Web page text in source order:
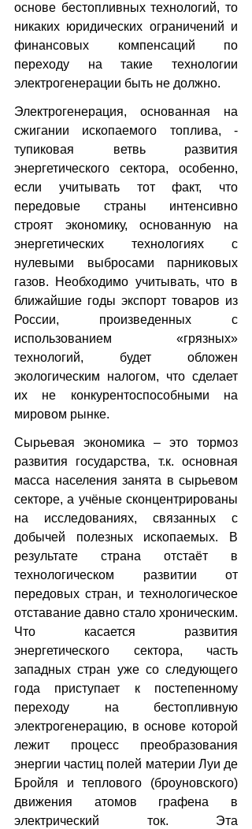
основе бестопливных технологий, то
никаких юридических ограничений и
финансовых компенсаций по
переходу на такие технологии
электрогенерации быть не должно.
Электрогенерация, основанная на
сжигании ископаемого топлива, -
тупиковая ветвь развития
энергетического сектора, особенно,
если учитывать тот факт, что
передовые страны интенсивно
строят экономику, основанную на
энергетических технологиях с
нулевыми выбросами парниковых
газов. Необходимо учитывать, что в
ближайшие годы экспорт товаров из
России, произведенных с
использованием «грязных»
технологий, будет обложен
экологическим налогом, что сделает
их не конкурентоспособными на
мировом рынке.
Сырьевая экономика – это тормоз
развития государства, т.к. основная
масса населения занята в сырьевом
секторе, а учёные сконцентрированы
на исследованиях, связанных с
добычей полезных ископаемых. В
результате страна отстаёт в
технологическом развитии от
передовых стран, и технологическое
отставание давно стало хроническим.
Что касается развития
энергетического сектора, часть
западных стран уже со следующего
года приступает к постепенному
переходу на бестопливную
электрогенерацию, в основе которой
лежит процесс преобразования
энергии частиц полей материи Луи де
Бройля и теплового (броуновского)
движения атомов графена в
электрический ток. Эта